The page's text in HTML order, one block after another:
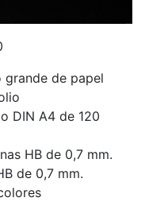
grande de papel
DIN A4 de 120
HB de 0,7 mm.
de 0,7 mm.